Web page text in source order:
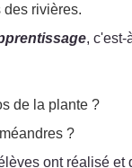
des rivières.
, c'est-
de la plante ?
?
ont réalisé et